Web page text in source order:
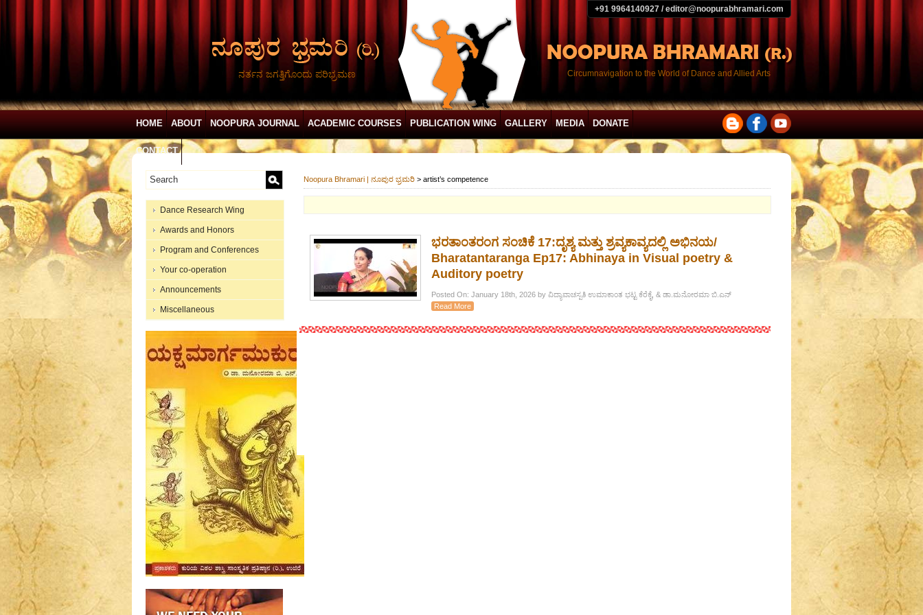
+91 9964140927 / editor@noopurabhramari.com
ನರ್ತನ ಜಗತ್ತಿಗೊಂದು ಪರಿಭ್ರಮಣ Circumnavigation to the World of Dance and Allied Arts
HOME ABOUT NOOPURA JOURNAL ACADEMIC COURSES PUBLICATION WING GALLERY MEDIA DONATE
CONTACT
Dance Research Wing
Awards and Honors
Program and Conferences
Your co-operation
Announcements
Miscellaneous
Noopura Bhramari | ನೂಪುರ ಭ್ರಮರಿ > artist’s competence
ಭರತಾಂತರಂಗ ಸಂಚಿಕೆ 17:ದೃಶ್ಯ ಮತ್ತು ಶ್ರವ್ಯಕಾವ್ಯದಲ್ಲಿ ಅಭಿನಯ/
Bharatantaranga Ep17: Abhinaya in Visual poetry &
Auditory poetry
Posted On: January 18th, 2026 by ವಿದ್ಯಾವಾಚಸ್ಪತಿ ಉಮಾಕಾಂತ ಭಟ್ಟ ಕೆರೆಕೈ, & ಡಾ.ಮನೋರಮಾ ಬಿ.ಎನ್
Read More